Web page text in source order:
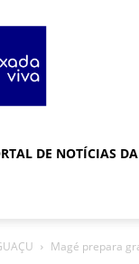
Viva
DE NOTÍCIAS
Magé prepara